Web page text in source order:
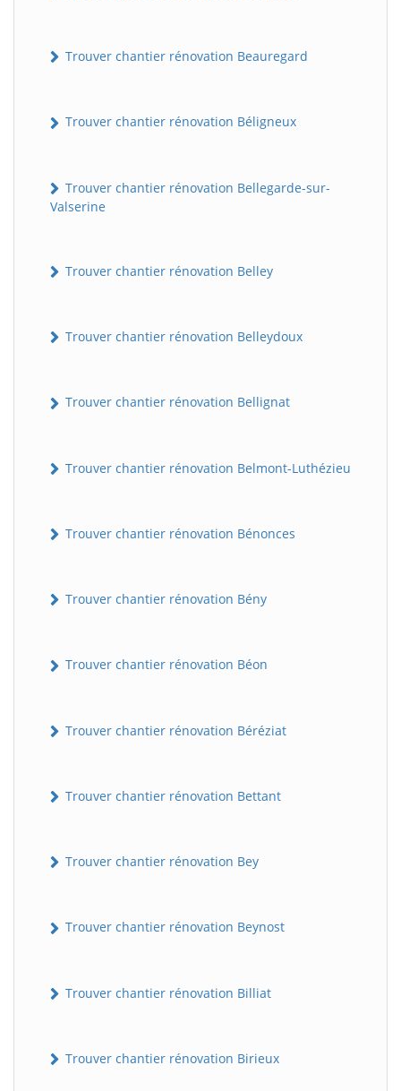
Trouver chantier rénovation Beauregard
Trouver chantier rénovation Béligneux
Trouver chantier rénovation Bellegarde-sur-
Valserine
Trouver chantier rénovation Belley
Trouver chantier rénovation Belleydoux
Trouver chantier rénovation Bellignat
Trouver chantier rénovation Belmont-Luthézieu
Trouver chantier rénovation Bénonces
Trouver chantier rénovation Bény
Trouver chantier rénovation Béon
Trouver chantier rénovation Béréziat
Trouver chantier rénovation Bettant
Trouver chantier rénovation Bey
Trouver chantier rénovation Beynost
Trouver chantier rénovation Billiat
Trouver chantier rénovation Birieux